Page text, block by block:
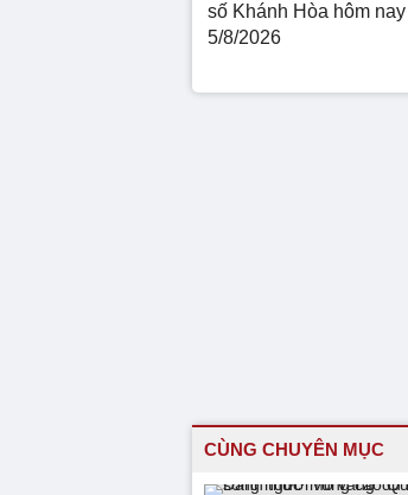
số Khánh Hòa hôm nay
5/8/2026
CÙNG CHUYÊN MỤC